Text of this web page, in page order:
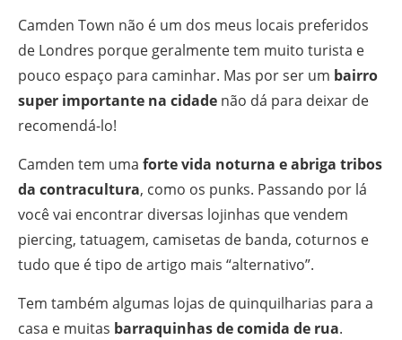
Camden Town não é um dos meus locais preferidos
de Londres porque geralmente tem muito turista e
pouco espaço para caminhar. Mas por ser um bairro
super importante na cidade não dá para deixar de
recomendá-lo!
Camden tem uma forte vida noturna e abriga tribos
da contracultura, como os punks. Passando por lá
você vai encontrar diversas lojinhas que vendem
piercing, tatuagem, camisetas de banda, coturnos e
tudo que é tipo de artigo mais “alternativo”.
Tem também algumas lojas de quinquilharias para a
casa e muitas barraquinhas de comida de rua.